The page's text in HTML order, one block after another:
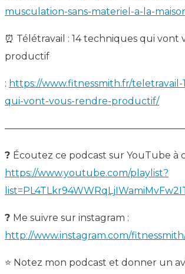
musculation-sans-materiel-a-la-
⏰ Télétravail : 14 techniques qui vont
productif
: https://www.fitnessmith.fr/teletravail-
qui-vont-vous-rendre-productif/
? Écoutez ce podcast sur YouTube à
https://www.youtube.com/playlist?
? Me suivre sur instagram :
http://www.instagram.com/
⭐️ Notez mon podcast et donner un